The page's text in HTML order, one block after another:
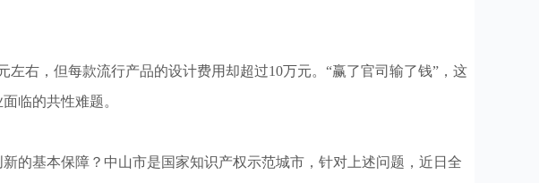
右，但每款流行产品的设计费用却超过10万元。“赢了官司输了钱”，这
临的共性难题。
的基本保障？中山市是国家知识产权示范城市，针对上述问题，近日全